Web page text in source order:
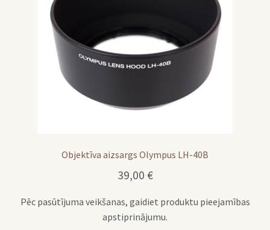
Objektīva aizsargs Olympus LH-40B
39,00 €
Pēc pasūtījuma veikšanas, gaidiet produktu pieejamības
apstiprinājumu.